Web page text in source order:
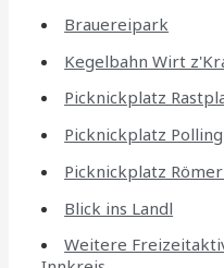
Brauereipark
Kegelbahn Wirt
Picknickplatz
Picknickplatz
Picknickplatz
Blick ins Landl
Weitere